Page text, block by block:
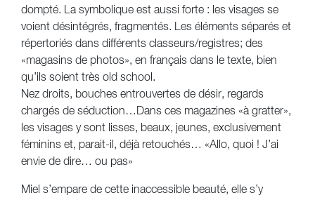
dompté. La symbolique est aussi forte : les visages se
voient désintégrés, fragmentés. Les éléments séparés et
répertoriés dans différents classeurs/registres; des
«magasins de photos», en français dans le texte, bien
qu’ils soient très old school.
Nez droits, bouches entrouvertes de désir, regards
chargés de séduction…Dans ces magazines «à gratter»,
les visages y sont lisses, beaux, jeunes, exclusivement
féminins et, parait-il, déjà retouchés… «Allo, quoi ! J’ai
envie de dire… ou pas»
Miel s’empare de cette inaccessible beauté, elle s’y